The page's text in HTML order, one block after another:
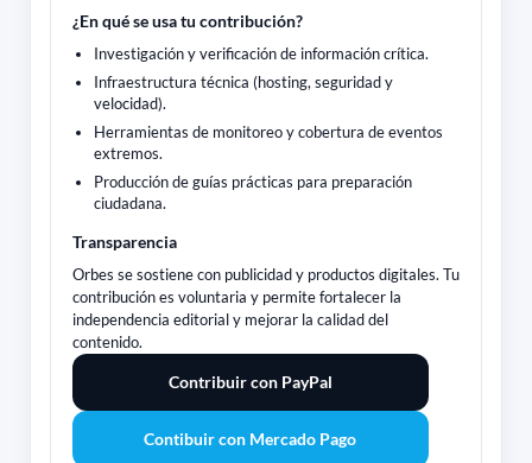
¿En qué se usa tu contribución?
Investigación y verificación de información crítica.
Infraestructura técnica (hosting, seguridad y
velocidad).
Herramientas de monitoreo y cobertura de eventos
extremos.
Producción de guías prácticas para preparación
ciudadana.
Transparencia
Orbes se sostiene con publicidad y productos digitales. Tu
contribución es voluntaria y permite fortalecer la
independencia editorial y mejorar la calidad del
contenido.
Contribuir con PayPal
Contibuir con Mercado Pago